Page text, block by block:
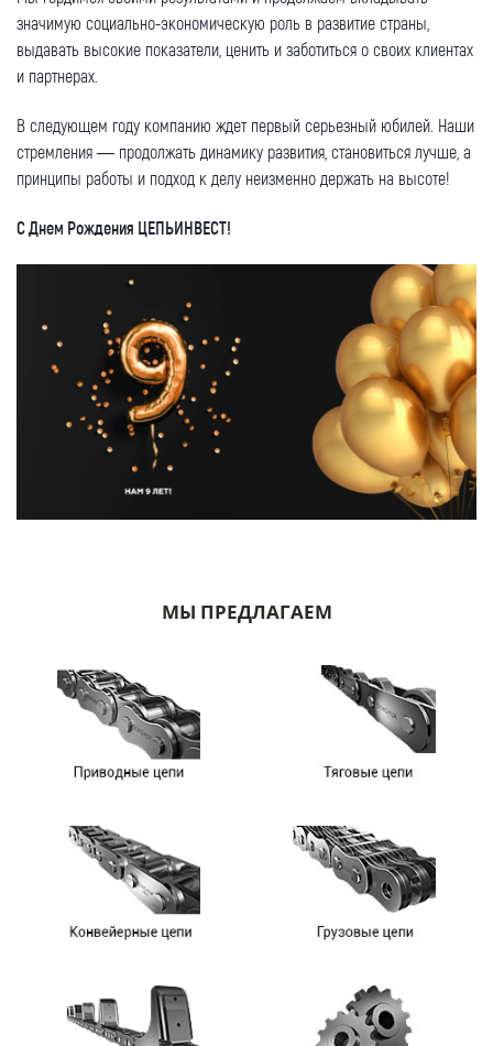
значимую социально-экономическую роль в развитие страны,
выдавать высокие показатели, ценить и заботиться о своих клиентах
и партнерах.
В следующем году компанию ждет первый серьезный юбилей. Наши
стремления — продолжать динамику развития, становиться лучше, а
принципы работы и подход к делу неизменно держать на высоте!
С Днем Рождения ЦЕПЬИНВЕСТ!
МЫ ПРЕДЛАГАЕМ
Номер телефона для связи (обязательно)
Ваш e-mail (обязательно)